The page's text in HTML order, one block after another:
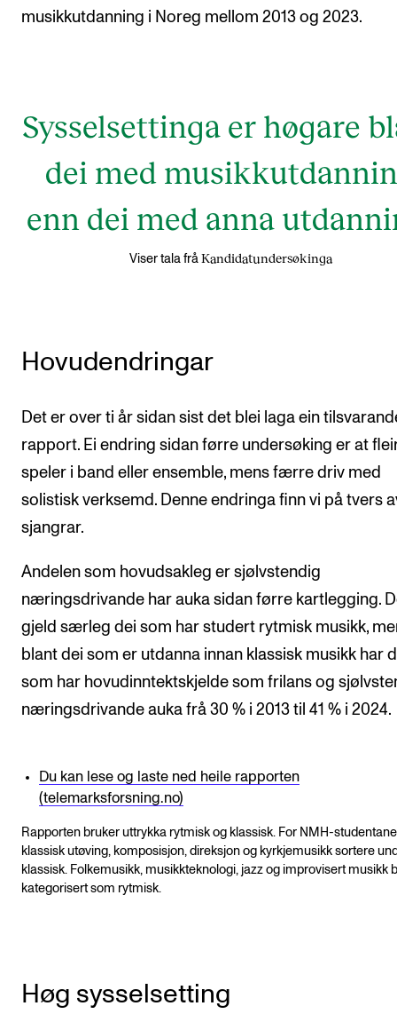
musikkutdanning i Noreg mellom 2013 og 2023.
Sysselsettinga er høgare
dei med
enn dei med anna
Viser tala frå Kandidatundersøkinga
Hovudendringar
Det er over ti år sidan sist det blei laga ein
rapport. Ei endring sidan førre undersøking er at
speler i band eller ensemble, mens færre driv med
solistisk verksemd. Denne endringa finn vi på tvers
sjangrar.
Andelen som hovudsakleg er sjølvstendig
næringsdrivande har auka sidan førre kartlegging.
gjeld særleg dei som har studert rytmisk musikk,
blant dei som er utdanna innan klassisk musikk har
som har hovudinntektskjelde som frilans og
næringsdrivande auka frå 30 % i 2013 til 41 % i 2024.
Du kan lese og laste ned heile rapporten
(telemarksforsning.no)
Rapporten bruker uttrykka rytmisk og klassisk. For NMH-
klassisk utøving, komposisjon, direksjon og kyrkjemusikk sortere
klassisk. Folkemusikk, musikkteknologi, jazz og improvisert musikk
kategorisert som rytmisk.
Høg sysselsetting